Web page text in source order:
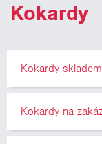
Kokardy
Kokardy skladem
Kokardy na